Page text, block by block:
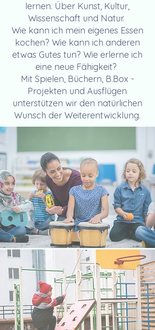
lernen. Über Kunst, Kultur,
Wissenschaft und Natur.
Wie kann ich mein eigenes Essen
kochen? Wie kann ich anderen
etwas Gutes tun? Wie erlerne ich
eine neue Fähigkeit?
Mit Spielen, Büchern, B.Box -
Projekten und Ausflügen
unterstützen wir den natürlichen
Wunsch der Weiterentwicklung.